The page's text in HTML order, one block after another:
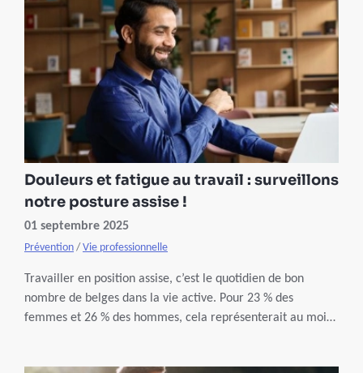
assiette.
Douleurs et fatigue au travail : surveillons
notre posture assise !
01 septembre 2025
Prévention / Vie professionnelle
Travailler en position assise, c’est le quotidien de bon
nombre de belges dans la vie active. Pour 23 % des
femmes et 26 % des hommes, cela représenterait au moins